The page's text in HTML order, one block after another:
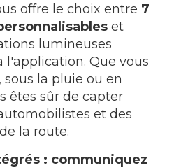
offre le choix entre 7
et
lumineuses
l'application. Que vous
la pluie ou en
êtes sûr de capter
et des
la route.
: communiquez